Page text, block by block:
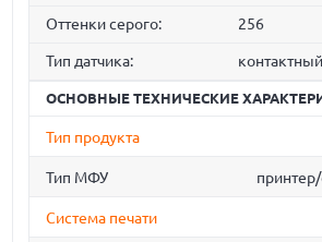
Оттенки серого: 256
Тип датчика:
ОСНОВНЫЕ ТЕХНИЧЕСКИЕ
Тип продукта
Тип МФУ
Система печати